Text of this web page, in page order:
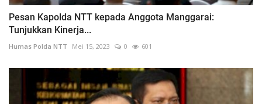
Pesan Kapolda NTT kepada Anggota Manggarai:
Tunjukkan Kinerja...
Humas Polda NTT Mei 15, 2023 0 601